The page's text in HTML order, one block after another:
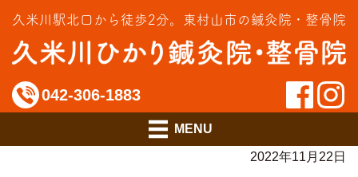
久米川駅北口から徒歩2分。 東村山市の鍼灸院・整骨院
042-306-1883
料金のご案内
アクセス
2022年11月22日